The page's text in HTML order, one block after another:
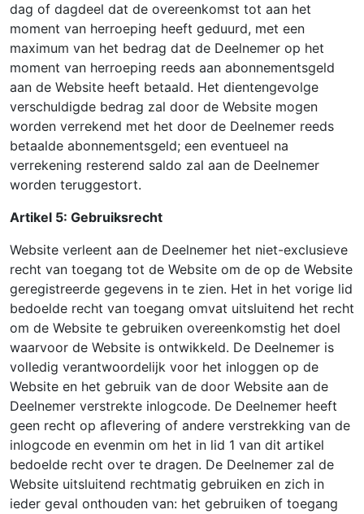
dag of dagdeel dat de overeenkomst tot aan het
moment van herroeping heeft geduurd, met een
maximum van het bedrag dat de Deelnemer op het
moment van herroeping reeds aan abonnementsgeld
aan de Website heeft betaald. Het dientengevolge
verschuldigde bedrag zal door de Website mogen
worden verrekend met het door de Deelnemer reeds
betaalde abonnementsgeld; een eventueel na
verrekening resterend saldo zal aan de Deelnemer
worden teruggestort.
Artikel 5: Gebruiksrecht
Website verleent aan de Deelnemer het niet-exclusieve
recht van toegang tot de Website om de op de Website
geregistreerde gegevens in te zien. Het in het vorige lid
bedoelde recht van toegang omvat uitsluitend het recht
om de Website te gebruiken overeenkomstig het doel
waarvoor de Website is ontwikkeld. De Deelnemer is
volledig verantwoordelijk voor het inloggen op de
Website en het gebruik van de door Website aan de
Deelnemer verstrekte inlogcode. De Deelnemer heeft
geen recht op aflevering of andere verstrekking van de
inlogcode en evenmin om het in lid 1 van dit artikel
bedoelde recht over te dragen. De Deelnemer zal de
Website uitsluitend rechtmatig gebruiken en zich in
ieder geval onthouden van: het gebruiken of toegang